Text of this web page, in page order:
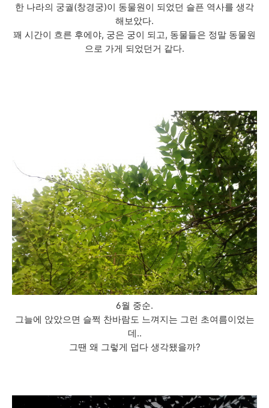
한 나라의 궁궐(창경궁)이 동물원이 되었던 슬픈 역사를 생각
해보았다.
꽤 시간이 흐른 후에야, 궁은 궁이 되고, 동물들은 정말 동물원
으로 가게 되었던거 같다.
6월 중순.
그늘에 앉았으면 슬쩍 찬바람도 느껴지는 그런 초여름이었는
데..
그땐 왜 그렇게 덥다 생각됐을까?